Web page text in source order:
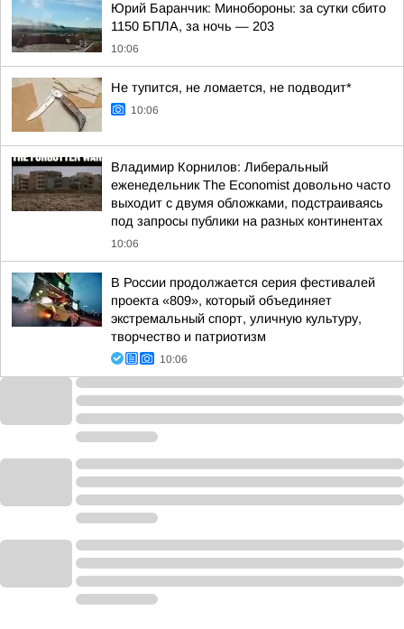
Юрий Баранчик: Минобороны: за сутки сбито
1150 БПЛА, за ночь — 203
10:06
Не тупится, не ломается, не подводит*
10:06
Владимир Корнилов: Либеральный
еженедельник The Economist довольно часто
выходит с двумя обложками, подстраиваясь
под запросы публики на разных континентах
10:06
В России продолжается серия фестивалей
проекта «809», который объединяет
экстремальный спорт, уличную культуру,
творчество и патриотизм
10:06